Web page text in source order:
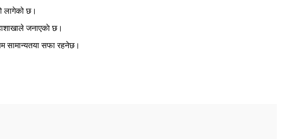
लागेको छ।
जनाएकाे छ।
सामान्यतया सफा रहनेछ।